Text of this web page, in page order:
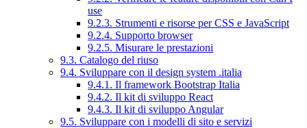
use
9.2.3. Strumenti e risorse per CSS e JavaScript
9.2.4. Supporto browser
9.2.5. Misurare le prestazioni
9.3. Catalogo del riuso
9.4. Sviluppare con il design system .italia
9.4.1. Il framework Bootstrap Italia
9.4.2. Il kit di sviluppo React
9.4.3. Il kit di sviluppo Angular
9.5. Sviluppare con i modelli di sito e servizi